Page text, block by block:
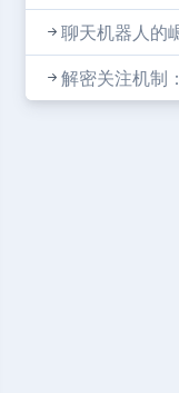
聊天机器人的
解密关注机制